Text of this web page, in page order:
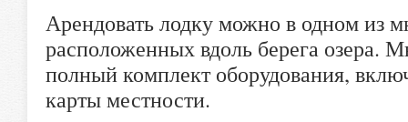
Арендовать лодку можно в одном из
расположенных вдоль берега озера.
полный комплект оборудования,
карты местности.